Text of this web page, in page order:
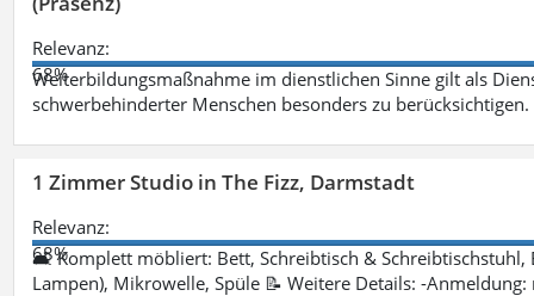
Relevanz:
68%
Weiterbildungsmaßnahme im dienstlichen Sinne gilt als
schwerbehinderter Menschen besonders zu berücksichtigen.
1 Zimmer Studio in The Fizz, Darmstadt
Relevanz:
68%
🛋 Komplett möbliert: Bett, Schreibtisch & Schreibtischstuhl,
Lampen), Mikrowelle, Spüle 📝 Weitere Details: -